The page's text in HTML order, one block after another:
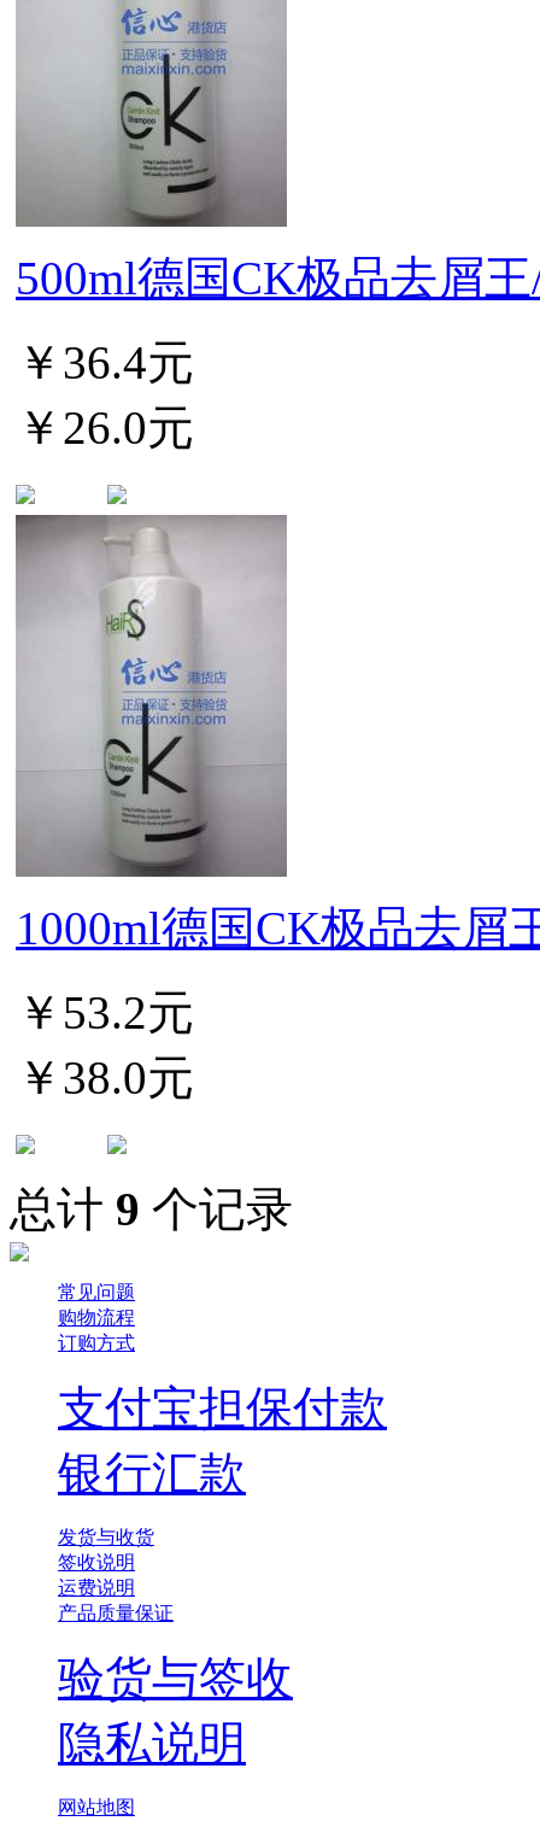
500ml德国CK极品去屑
￥36.4元
￥26.0元
1000ml德国CK极品去屑
￥53.2元
￥38.0元
总计 9 个记录
常见问题
购物流程
订购方式
支付宝担保付款
银行汇款
发货与收货
签收说明
运费说明
产品质量保证
验货与签收
隐私说明
网站地图